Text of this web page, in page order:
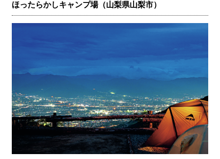
ほったらかしキャンプ場（山梨県山梨市）